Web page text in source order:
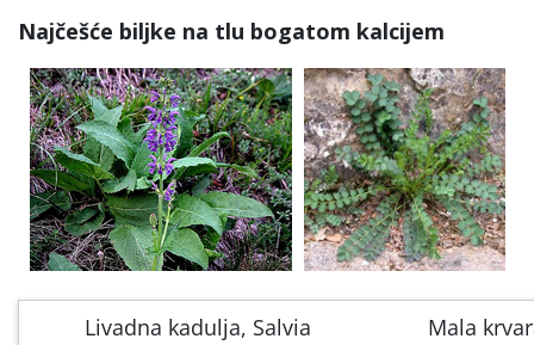
Najčešće biljke na tlu bogatom kalcijem
Livadna kadulja, Salvia
Mala